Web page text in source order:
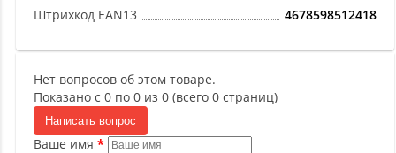
Штрихкод EAN13 4678598512418
Нет вопросов об этом товаре.
Показано с 0 по 0 из 0 (всего 0 страниц)
Написать вопрос
Ваше имя